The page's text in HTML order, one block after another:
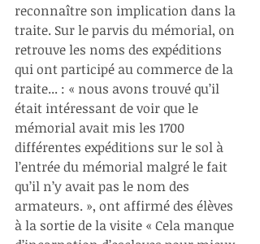
reconnaître son implication dans la
traite. Sur le parvis du mémorial, on
retrouve les noms des expéditions
qui ont participé au commerce de la
traite... : « nous avons trouvé qu’il
était intéressant de voir que le
mémorial avait mis les 1700
différentes expéditions sur le sol à
l’entrée du mémorial malgré le fait
qu’il n’y avait pas le nom des
armateurs. », ont affirmé des élèves
à la sortie de la visite « Cela manque